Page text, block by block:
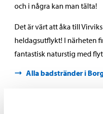
och i några kan man tälta!
Det är värt att åka till
heldagsutflykt! I närheten
fantastisk naturstig med
Alla badstränder i